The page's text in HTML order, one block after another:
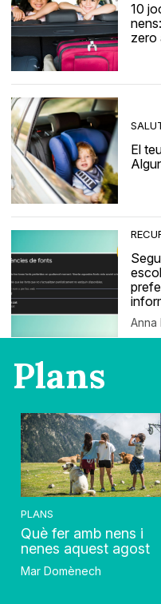
10
zero
El
Anna
Plans
PLANS
Què fer amb nens i
nenes aquest agost
Mar Domènech